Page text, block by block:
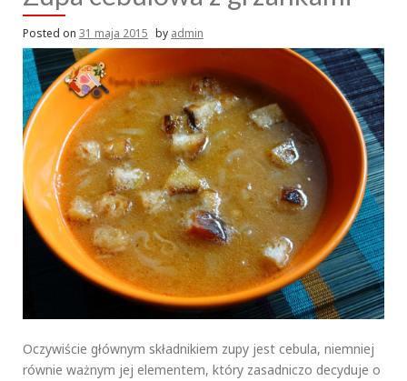
Posted on 31 maja 2015 by admin
Oczywiście głównym składnikiem zupy jest cebula, niemniej
równie ważnym jej elementem, który zasadniczo decyduje o